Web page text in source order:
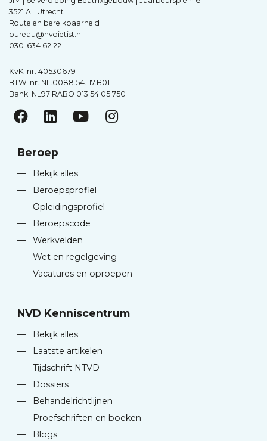
3521 AL Utrecht
Route en bereikbaarheid
bureau@nvdietist.nl
030-634 62 22
KvK-nr. 40530679
BTW-nr. NL.0088.54.117.B01
Bank: NL97 RABO 013 54 05 750
Beroep
—
Bekijk alles
—
Beroepsprofiel
—
Opleidingsprofiel
—
Beroepscode
—
Werkvelden
—
Wet en regelgeving
—
Vacatures en oproepen
NVD Kenniscentrum
—
Bekijk alles
—
Laatste artikelen
—
Tijdschrift NTVD
—
Dossiers
—
Behandelrichtlijnen
—
Proefschriften en boeken
—
Blogs